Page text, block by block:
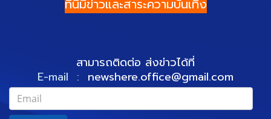
ที่นี่มีข่าวและสาระความบันเทิง
สามารถติดต่อ ส่งข่าวได้ที่
E-mail : newshere.office@gmail.com